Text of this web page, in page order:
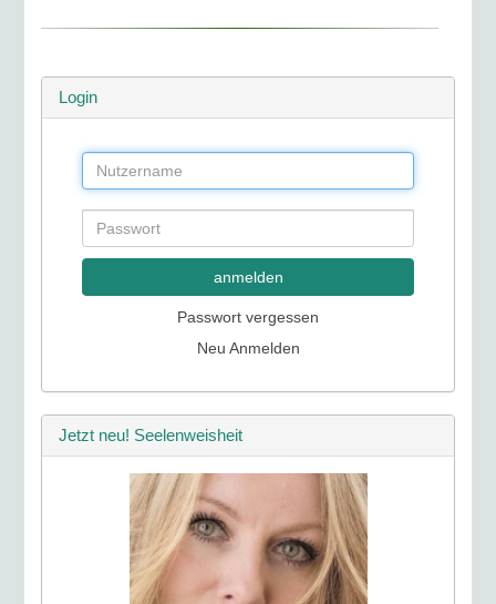
Login
anmelden
Passwort vergessen
Neu Anmelden
Jetzt neu! Seelenweisheit